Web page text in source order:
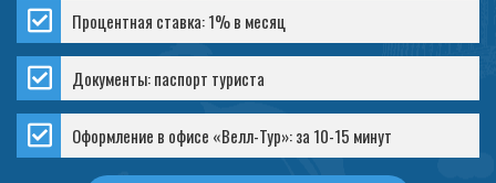
Процентная ставка: 1% в месяц
Документы: паспорт туриста
Оформление в офисе «Велл-Тур»: за 10-15 минут